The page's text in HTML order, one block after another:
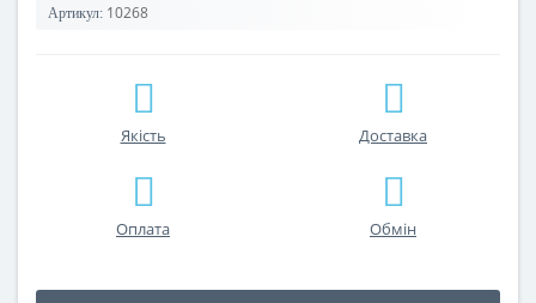
Артикул: 10268
Якість Доставка
Оплата Обмін